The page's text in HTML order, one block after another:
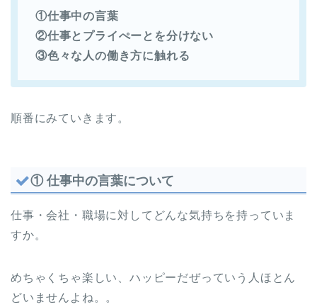
①仕事中の言葉
②仕事とプライぺーとを分けない
③色々な人の働き方に触れる
順番にみていきます。
① 仕事中の言葉について
仕事・会社・職場に対してどんな気持ちを持っていま
すか。
めちゃくちゃ楽しい、ハッピーだぜっていう人ほとん
どいませんよね。。